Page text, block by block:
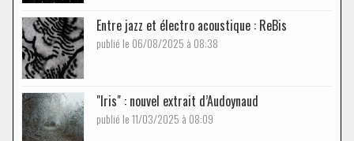
Entre jazz et électro acoustique : ReBis
publié le 06/08/2025 à 08:38
"Iris" : nouvel extrait d’Audoynaud
publié le 11/03/2025 à 08:09